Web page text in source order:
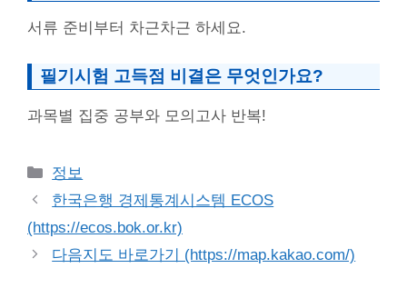
서류 준비부터 차근차근 하세요.
필기시험 고득점 비결은 무엇인가요?
과목별 집중 공부와 모의고사 반복!
Categories
정보
한국은행 경제통계시스템 ECOS
(https://ecos.bok.or.kr)
다음지도 바로가기 (https://map.kakao.com/)